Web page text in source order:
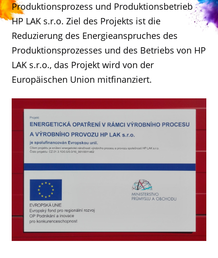
Produktionsprozess und Produktionsbetrieb
HP LAK s.r.o. Ziel des Projekts ist die
Reduzierung des Energieanspruches des
Produktionsprozesses und des Betriebs von HP
LAK s.r.o., das Projekt wird von der
Europäischen Union mitfinanziert.